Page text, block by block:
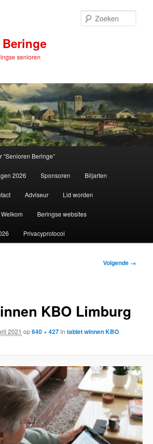
senioren
“Senioren Beringe”
2026 Sponsoren Biljarten
Adviseur Lid worden
Welkom Beringse websites
Privacyprotocol
Volgende →
KBO Limburg
2021 op640 × 427intablet winnen KBO